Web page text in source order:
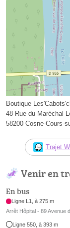
Boutique
48 Rue du Maréchal
58200 Cosne-Cours-
Trajet
Venir en
En bus
Ligne L1, à 275 m
Arrêt Hôpital - 89 Avenue
Ligne 550, à 393 m